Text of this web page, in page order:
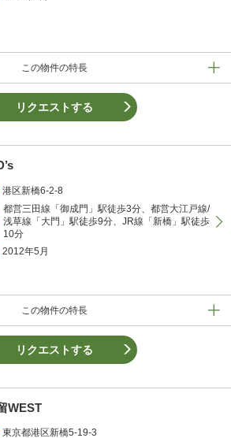
この物件の特長
リクエストする
この物件の特長
港区新橋6-2-8
都営三田線「御成門」駅徒歩3分、都営大江戸線/
浅草線「大門」駅徒歩9分、JR線「新橋」駅徒歩
10分
2012年5月
リクエストする
WEST
東京都港区新橋5-19-3